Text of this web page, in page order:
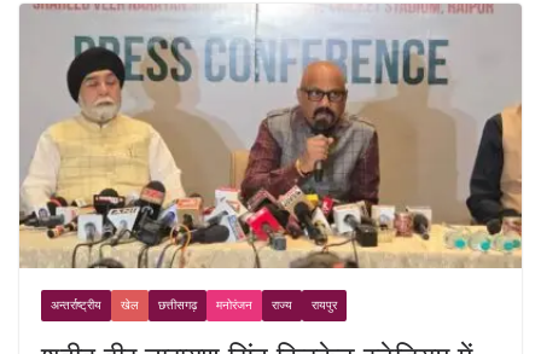
अन्तर्राष्ट्रीय खेल छत्तीसगढ़ मनोरंजन राज्य रायपुर